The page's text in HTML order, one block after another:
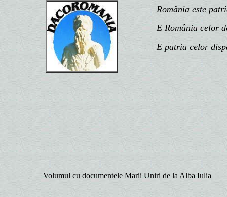
România este
E România celor
E patria celor
Volumul cu documentele Marii Uniri de la Alba Iulia